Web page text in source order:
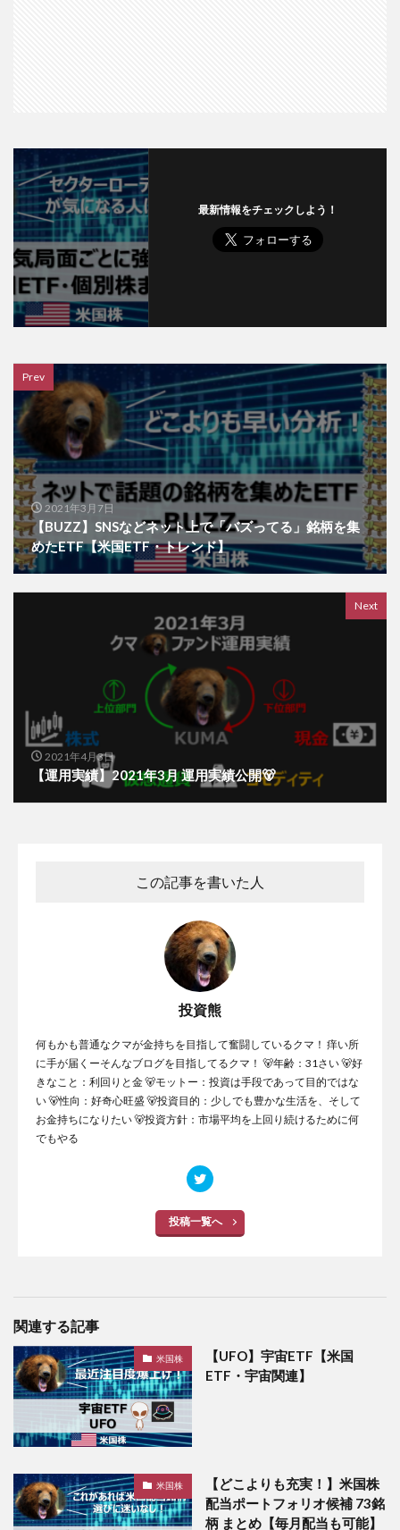
最新情報をチェックしよう！
Prev
2021年3月7日
【BUZZ】SNSなどネット上で「バズってる」銘柄を集
めたETF【米国ETF・トレンド】
Next
2021年4月3日
【運用実績】2021年3月 運用実績公開🐻
この記事を書いた人
投資熊
何もかも普通なクマが金持ちを目指して奮闘しているクマ！ 痒い所
に手が届くーそんなブログを目指してるクマ！ 🐻年齢：31さい 🐻好
きなこと：利回りと金 🐻モットー：投資は手段であって目的ではな
い 🐻性向：好奇心旺盛 🐻投資目的：少しでも豊かな生活を、そして
お金持ちになりたい 🐻投資方針：市場平均を上回り続けるために何
でもやる
投稿一覧へ
関連する記事
米国株
【UFO】宇宙ETF【米国
ETF・宇宙関連】
米国株
【どこよりも充実！】米国株
配当ポートフォリオ候補 73銘
柄 まとめ【毎月配当も可能】